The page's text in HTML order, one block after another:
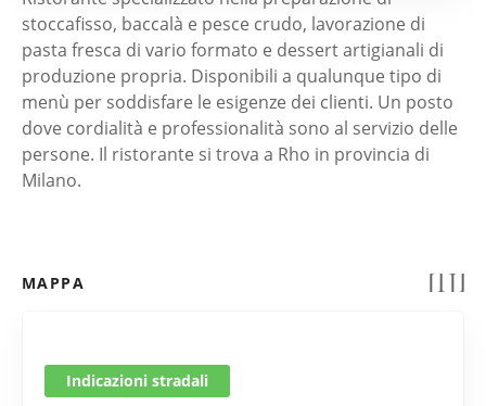
stoccafisso, baccalà e pesce crudo, lavorazione di
pasta fresca di vario formato e dessert artigianali di
produzione propria. Disponibili a qualunque tipo di
menù per soddisfare le esigenze dei clienti. Un posto
dove cordialità e professionalità sono al servizio delle
persone. Il ristorante si trova a Rho in provincia di
Milano.
MAPPA
Indicazioni stradali